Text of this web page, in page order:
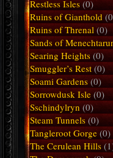
Restless Isles(0)
Ruins of Gianthold
Ruins of Threnal(0)
Sands of
Searing Heights(0)
Smuggler’s Rest(0)
Soami Gardens(0)
Sorrowdusk Isle(0)
Sschindylryn(0)
Steam Tunnels(0)
Tangleroot Gorge(0)
The Cerulean Hills